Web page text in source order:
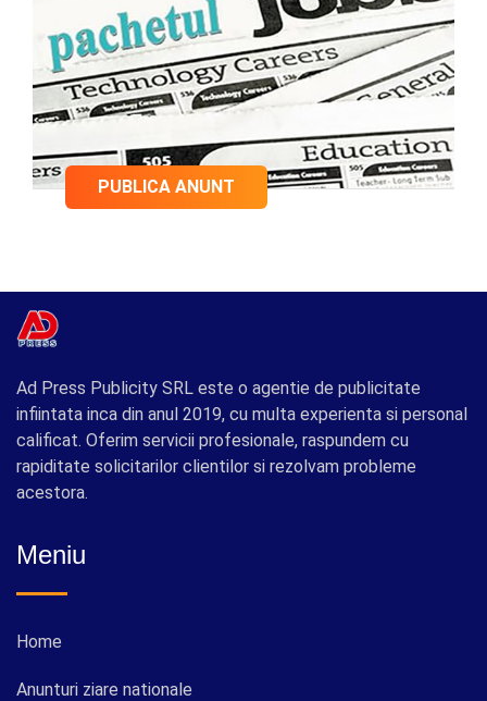
PUBLICA ANUNT
Ad Press Publicity SRL este o agentie de publicitate
infiintata inca din anul 2019, cu multa experienta si personal
calificat. Oferim servicii profesionale, raspundem cu
rapiditate solicitarilor clientilor si rezolvam probleme
acestora.
Meniu
Home
Anunturi ziare nationale